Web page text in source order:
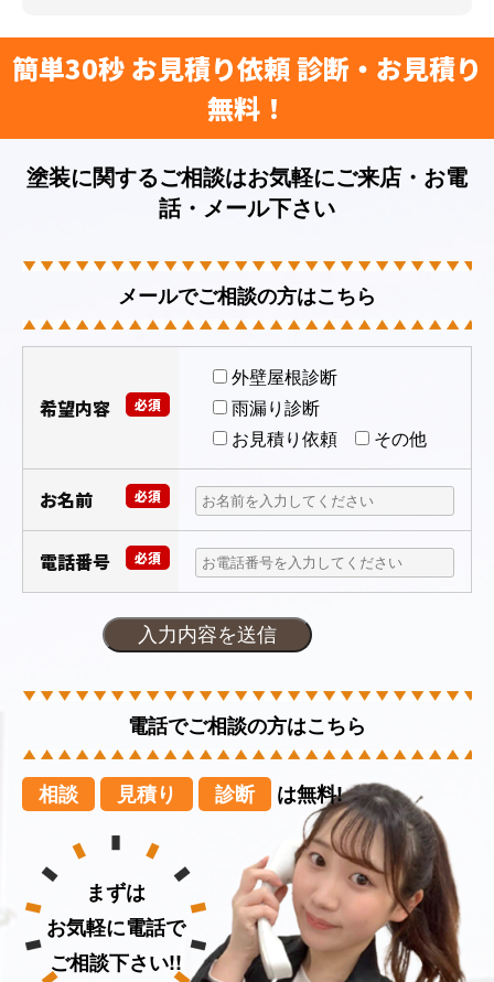
簡単30秒 お見積り依頼 診断・お見積り
無料！
塗装に関するご相談はお気軽にご来店・お電
話・メール下さい
メールでご相談の方はこちら
必須
希望内容
外壁屋根診断
雨漏り診断
お見積り依頼
その他
お名前 必須
電話番号 必須
電話でご相談の方はこちら
相談 見積り 診断 は無料!
まずは
お気軽に電話で
ご相談下さい!!